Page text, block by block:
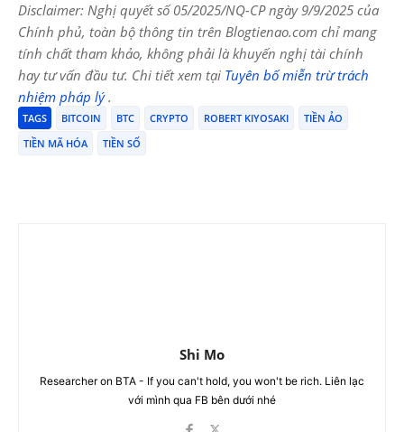
Disclaimer: Nghị quyết số 05/2025/NQ-CP ngày 9/9/2025 của
Chính phủ, toàn bộ thông tin trên Blogtienao.com chỉ mang
tính chất tham khảo, không phải là khuyến nghị tài chính
hay tư vấn đầu tư. Chi tiết xem tại Tuyên bố miễn trừ trách
nhiệm pháp lý.
TAGS BITCOIN BTC CRYPTO ROBERT KIYOSAKI
TIỀN ẢO
TIỀN MÃ HÓA
TIỀN SỐ
Shi Mo
Researcher on BTA - If you can't hold, you won't be rich. Liên lạc
với mình qua FB bên dưới nhé